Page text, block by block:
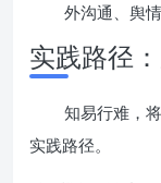
外沟通、舆
实践路径
知易行难，
实践路径。